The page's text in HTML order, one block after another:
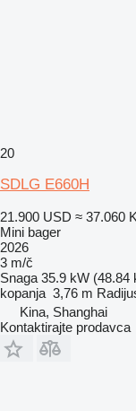
20
SDLG E660H
21.900 USD ≈ 37.060
Mini bager
2026
3 m/č
Snaga 35.9 kW (48.84
kopanja 3,76 m
Kina, Shanghai
Kontaktirajte prodavca